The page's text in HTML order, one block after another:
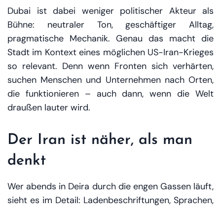
Dubai ist dabei weniger politischer Akteur als
Bühne: neutraler Ton, geschäftiger Alltag,
pragmatische Mechanik. Genau das macht die
Stadt im Kontext eines möglichen US-Iran-Krieges
so relevant. Denn wenn Fronten sich verhärten,
suchen Menschen und Unternehmen nach Orten,
die funktionieren – auch dann, wenn die Welt
draußen lauter wird.
Der Iran ist näher, als man
denkt
Wer abends in Deira durch die engen Gassen läuft,
sieht es im Detail: Ladenbeschriftungen, Sprachen,